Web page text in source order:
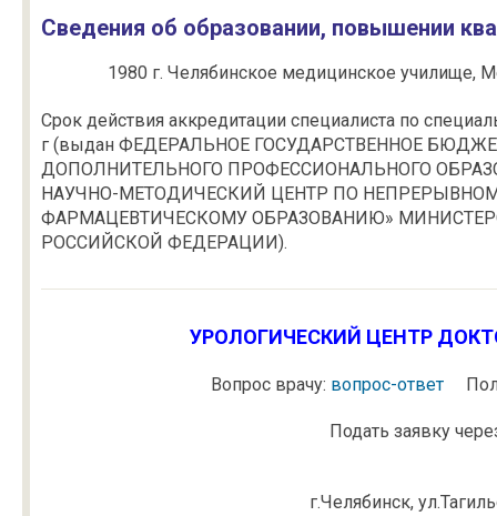
Сведения об образовании, повышении
1980 г. Челябинское медицинское училище,
Срок действия аккредитации специалиста по
г (выдан ФЕДЕРАЛЬНОЕ ГОСУДАРСТВЕННОЕ
ДОПОЛНИТЕЛЬНОГО ПРОФЕССИОНАЛЬНОГО
НАУЧНО-МЕТОДИЧЕСКИЙ ЦЕНТР ПО
ФАРМАЦЕВТИЧЕСКОМУ ОБРАЗОВАНИЮ»
РОССИЙСКОЙ ФЕДЕРАЦИИ).
УРОЛОГИЧЕСКИЙ ЦЕНТР
Вопрос врачу: вопрос-ответ
Подать заявку
г.Челябинск,